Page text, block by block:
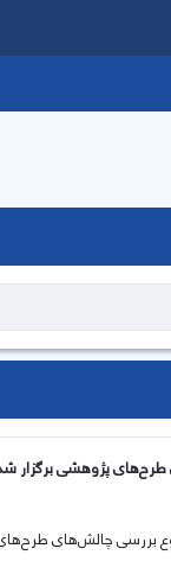
پژوهشی برگزار